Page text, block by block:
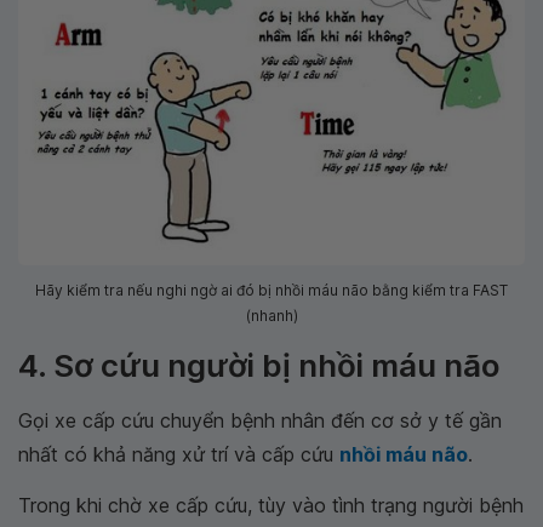
Hãy kiểm tra nếu nghi ngờ ai đó bị nhồi máu não bằng kiểm tra FAST
(nhanh)
4. Sơ cứu người bị nhồi máu não
Gọi xe cấp cứu chuyển bệnh nhân đến cơ sở y tế gần
nhất có khả năng xử trí và cấp cứu nhồi máu não.
Trong khi chờ xe cấp cứu, tùy vào tình trạng người bệnh